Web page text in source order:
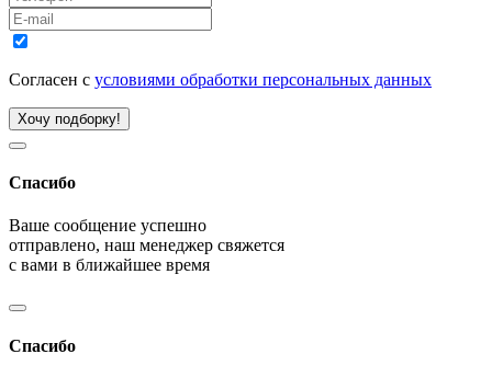
Согласен с условиями обработки персональных данных
Хочу подборку!
Спасибо
Ваше сообщение успешно
отправлено, наш менеджер свяжется
с вами в ближайшее время
Спасибо